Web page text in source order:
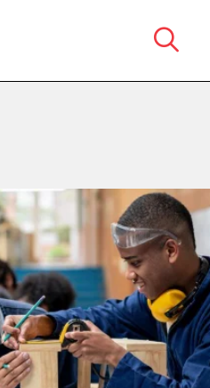
Search
for: